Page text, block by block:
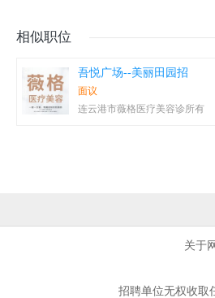
相似职位
吾悦广场--美丽田园招
面议
连云港市薇格医疗美容诊所有
关于
招聘单位无权收取